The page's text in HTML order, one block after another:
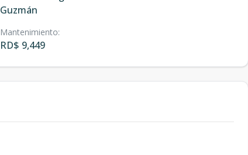
Guzmán
Mantenimiento:
RD$ 9,449